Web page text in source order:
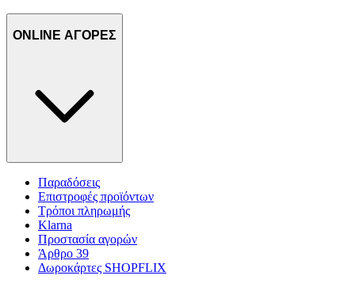
ONLINE ΑΓΟΡΕΣ
Παραδόσεις
Επιστροφές προϊόντων
Τρόποι πληρωμής
Klarna
Προστασία αγορών
Άρθρο 39
Δωροκάρτες SHOPFLIX